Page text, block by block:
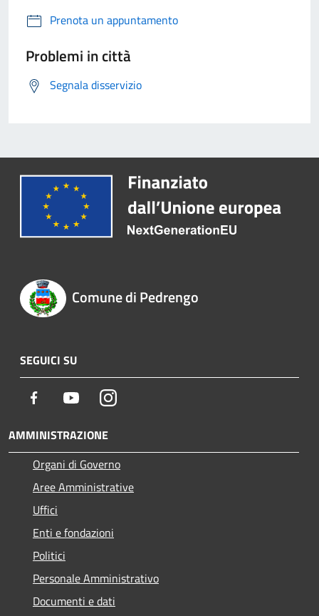
Prenota un appuntamento
Problemi in città
Segnala disservizio
Comune di Pedrengo
SEGUICI SU
Facebook YoutubeInstagram
AMMINISTRAZIONE
Organi di Governo
Aree Amministrative
Uffici
Enti e fondazioni
Politici
Personale Amministrativo
Documenti e dati